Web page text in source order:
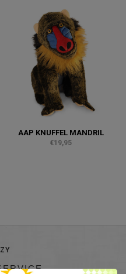
AAP KNUFFEL MANDRIL
€19,95